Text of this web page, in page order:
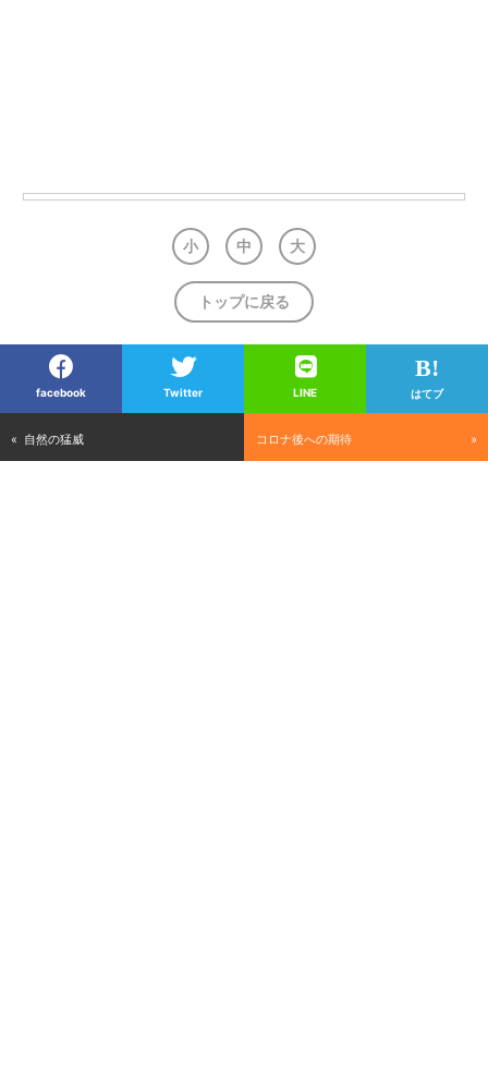
小 中 大
トップに戻る
facebook Twitter LINE はてブ
自然の猛威 コロナ後への期待